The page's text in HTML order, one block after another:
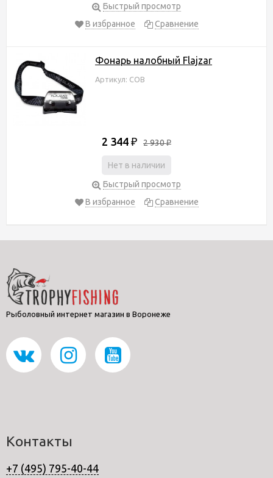
Быстрый просмотр
В избранное
Сравнение
Фонарь налобный Flajzar
Артикул: COB
2 344 ₽ 2 930₽
Нет в наличии
Быстрый просмотр
В избранное
Сравнение
Рыболовный интернет магазин в Воронеже
Контакты
+7 (495) 795-40-44